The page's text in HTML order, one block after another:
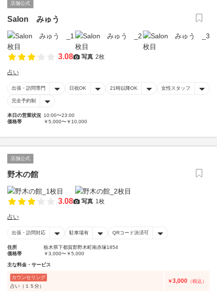
店舗公式
Salon みゅう
3.08 写真 2枚
占い
出張・訪問専門 日祝OK 21時以降OK 女性スタッフ
完全予約制
本日の営業状況 10:00〜23:00
価格帯
￥5,000〜￥10,000
店舗公式
野木の館
3.08 写真 1枚
占い
出張・訪問対応 駐車場有 QRコード決済可
住所
栃木県下都賀郡野木町南赤塚1854
価格帯
￥3,000〜￥5,000
主な料金・サービス
カウンセリング
占い（１５分）
￥3,000 （税込）